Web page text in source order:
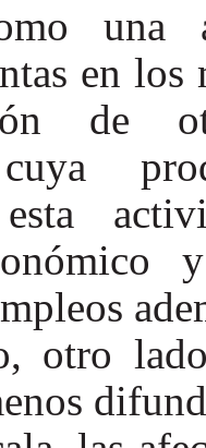
una
en los
de
cuya
esta
otro